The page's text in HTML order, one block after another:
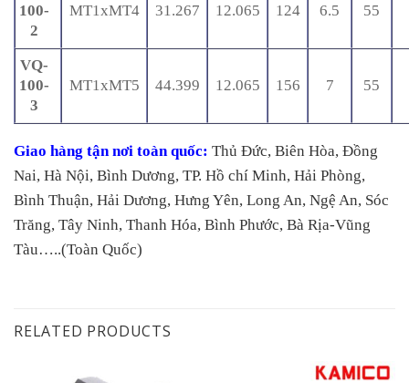
100-
2
MT1xMT4 31.267 12.065 124 6.5 55
VQ-
100-
3
MT1xMT5 44.399 12.065 156 7 55
Giao hàng tận nơi toàn quốc: Thủ Đức, Biên Hòa, Đồng
Nai, Hà Nội, Bình Dương, TP. Hồ chí Minh, Hải Phòng,
Bình Thuận, Hải Dương, Hưng Yên, Long An, Ngệ An, Sóc
Trăng, Tây Ninh, Thanh Hóa, Bình Phước, Bà Rịa-Vũng
Tàu…..(Toàn Quốc)
RELATED PRODUCTS